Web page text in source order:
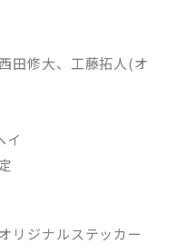
田修大、工藤拓人(オ
イ
ジナルステッカー